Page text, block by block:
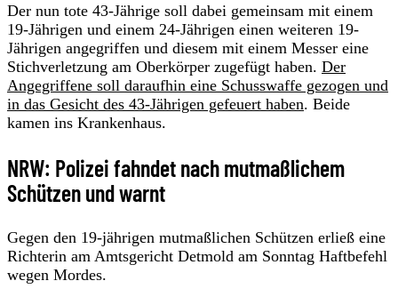
Der nun tote 43-Jährige soll dabei gemeinsam mit einem
19-Jährigen und einem 24-Jährigen einen weiteren 19-
Jährigen angegriffen und diesem mit einem Messer eine
Stichverletzung am Oberkörper zugefügt haben. Der
Angegriffene soll daraufhin eine Schusswaffe gezogen und
in das Gesicht des 43-Jährigen gefeuert haben. Beide
kamen ins Krankenhaus.
NRW: Polizei fahndet nach mutmaßlichem
Schützen und warnt
Gegen den 19-jährigen mutmaßlichen Schützen erließ eine
Richterin am Amtsgericht Detmold am Sonntag Haftbefehl
wegen Mordes.